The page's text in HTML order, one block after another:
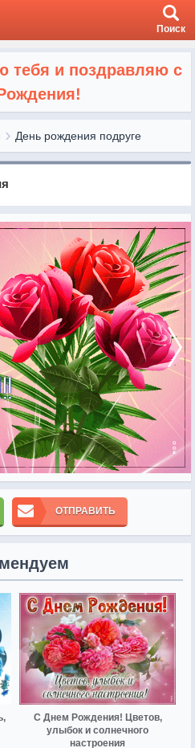
Поиск
тебя и поздравляю с
День рождения подруге
ОТПРАВИТЬ
С Днем Рождения! Цветов,
улыбок и солнечного
настроения